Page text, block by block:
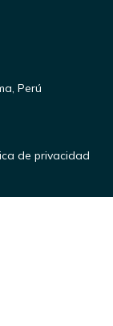
Perú
de privacidad